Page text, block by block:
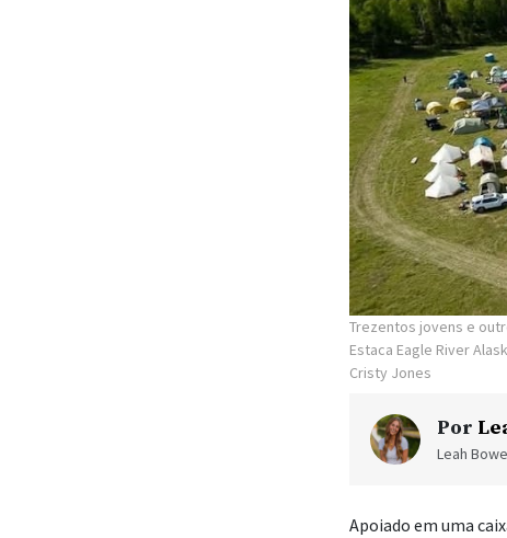
Trezentos jovens e
Estaca Eagle River
Cristy Jones
Por
Leah
Apoiado em uma